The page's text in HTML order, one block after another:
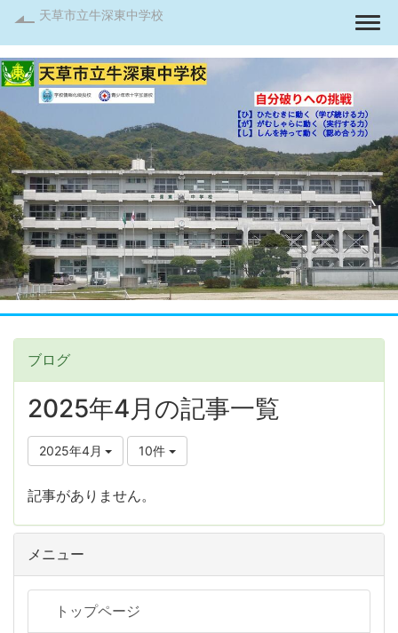
天草市立牛深東中学校
ブログ
2025年4月の記事一覧
2025年4月 10件
記事がありません。
メニュー
トップページ